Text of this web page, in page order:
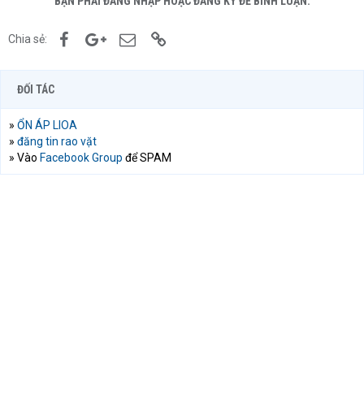
Chia sẻ: FacebookGoogle+Email
ĐỐI TÁC
» ỔN ÁP LIOA
» đăng tin rao vặt
» Vào Facebook Group để SPAM